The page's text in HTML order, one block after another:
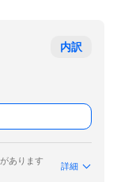
内訳
あります
詳細